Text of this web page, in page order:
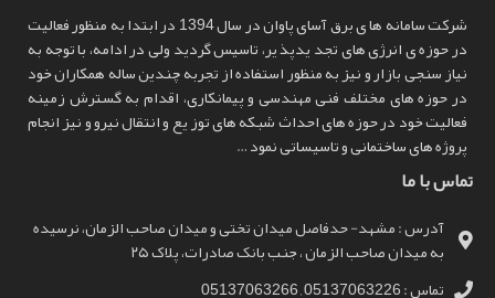
شرکت سامانه ها ی برق آسای پاوان در سال 1394 در ابتدا به منظور فعالیت
در حوزه ی انرژی های تجد یدپذ یر، تاسیس گردید ولی در ادامه، با توجه به
نیاز سنجی بازار و نیز به منظور استفاده از تجربه چندین ساله همکاران خود
در حوزه های مختلف فنی مهندسی و پیمانکاری، اقدام به گسترش زمینه
فعالیت خود در حوزه های احداث شبکه های توز یع و انتقال نیرو و نیز انجام
پروژه های ساختمانی و تاسیساتی نمود …
تماس با ما
آدرس : مشهد- حدفاصل میدان تختی و میدان صاحب الزمان، نرسیده
به میدان صاحب الزمان ، جنب بانک صادرات، پلاک ۲۵
تماس : 05137063226 , 05137063266